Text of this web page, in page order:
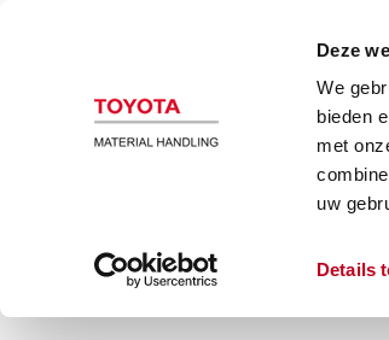
Deze
We
bieden
met
uw
Details